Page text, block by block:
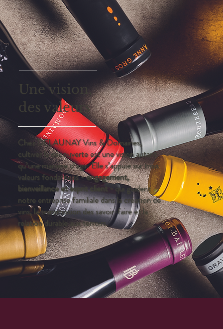
Une vision,
des valeurs
Chez DELAUNAY Vins & Domaines,
cultiver la découverte est une vision autant
qu’une manière d’agir. Elle s’appuie sur trois
valeurs fondatrices -engagement,
bienveillance et esprit client -qui guident
notre entreprise familiale dans la création de
vins, la transmission des savoir-faire et la
relation durable aux terroirs.